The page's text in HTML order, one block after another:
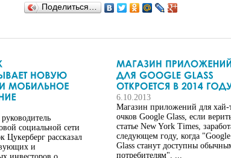
Поделиться…
социальной сети
Цукерберг рассказал
и
6.10.2013
Магазин приложений для хай-
очков Google Glass, если
статье New York Times,
следующем году, когда "Google
Glass станут доступны
потребителям". ...